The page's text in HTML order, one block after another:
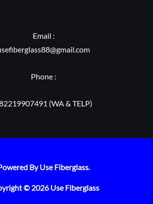
Email :
Phone :
(WA & TELP)
By Use Fiberglass.
© 2026 Use Fiberglass